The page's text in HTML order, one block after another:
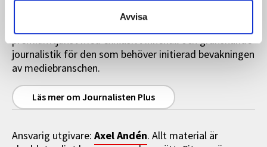
Avvisa
premiumtjänst med exklusivt innehåll och granskande
journalistik för den som behöver initierad bevakningen
av mediebranschen.
Läs mer om Journalisten Plus
Ansvarig utgivare: Axel Andén. Allt material är